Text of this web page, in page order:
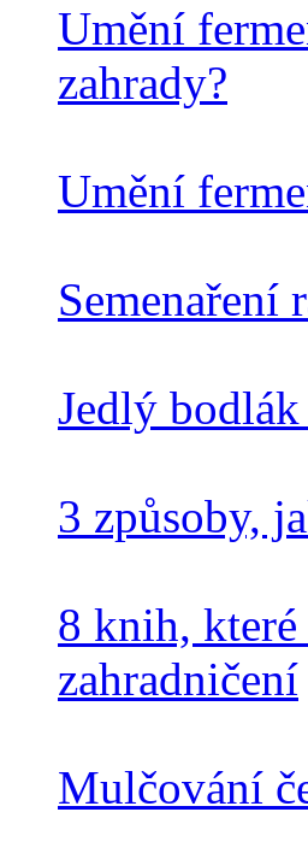
Umění
zahrady?
Umění
Semenaření
Jedlý
3 způsoby,
8 knih,
zahradničení
Mulčování